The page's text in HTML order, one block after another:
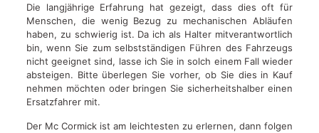
Die langjährige Erfahrung hat gezeigt, dass dies oft für
Menschen, die wenig Bezug zu mechanischen Abläufen
haben, zu schwierig ist. Da ich als Halter mitverantwortlich
bin, wenn Sie zum selbstständigen Führen des Fahrzeugs
nicht geeignet sind, lasse ich Sie in solch einem Fall wieder
absteigen. Bitte überlegen Sie vorher, ob Sie dies in Kauf
nehmen möchten oder bringen Sie sicherheitshalber einen
Ersatzfahrer mit.
Der Mc Cormick ist am leichtesten zu erlernen, dann folgen